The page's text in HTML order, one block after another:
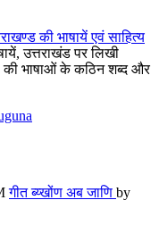
की भाषायें एवं साहित्य
उत्तराखंड पर लिखी
की भाषाओं के कठिन शब्द और
गीत ब्य्खोंण अब जाणि by